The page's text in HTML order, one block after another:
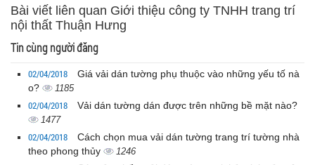
Bài viết liên quan Giới thiệu công ty TNHH trang trí
nội thất Thuận Hưng
Tin cùng người đăng
02/04/2018
Giá vải dán tường phụ thuộc vào những yếu tố nà
o?
1185
02/04/2018 Vải dán tường dán được trên những bề mặt nào?
1477
02/04/2018
Cách chọn mua vải dán tường trang trí tường nhà
theo phong thủy
1246